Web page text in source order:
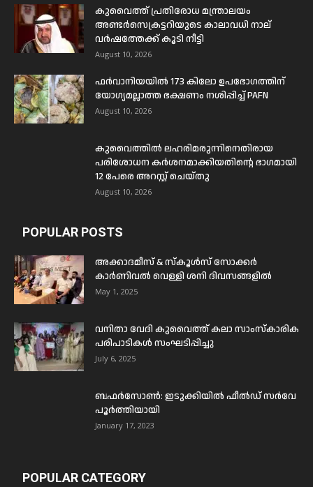
കുവൈത്ത് പ്രതിരോധ മന്ത്രാലയം
അണ്ടർസെക്രട്ടറിയുടെ കാലാവധി നാല്
വർഷത്തേക്ക് കൂടി നീട്ടി
August 10, 2026
ഫർവാനിയയിൽ 173 കിലോ ഉപഭോഗത്തിന്
യോഗ്യമല്ലാത്ത ഭക്ഷണം നശിപ്പിച്ച് PAFN
August 10, 2026
കുവൈത്തിൽ ലഹരിമരുന്നിനെതിരായ
പരിശോധന കർശനമാക്കിയതിന്റെ ഭാഗമായി
12 പേരെ അറസ്റ്റ് ചെയ്തു
August 10, 2026
POPULAR POSTS
അക്കാദമീസ് & സ്കൂൾസ് സോക്കർ
കാർണിവൽ വെള്ളി ശനി ദിവസങ്ങളിൽ
May 1, 2025
വനിതാ വേദി കുവൈത്ത് കലാ സാംസ്കാരിക
പരിപാടികൾ സംഘടിപ്പിച്ചു
July 6, 2025
ബഫര്‍സോണ്‍: ഇടുക്കിയില്‍ ഫീല്‍ഡ് സര്‍വേ
പൂര്‍ത്തിയായി
January 17, 2023
POPULAR CATEGORY